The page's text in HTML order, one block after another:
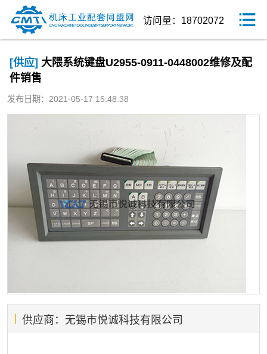
访问量：18702072
[供应] 大隈系统键盘U2955-0911-0448002维修及配
件销售
发布日期：2021-05-17 15:48:38
供应商：无锡市悦诚科技有限公司